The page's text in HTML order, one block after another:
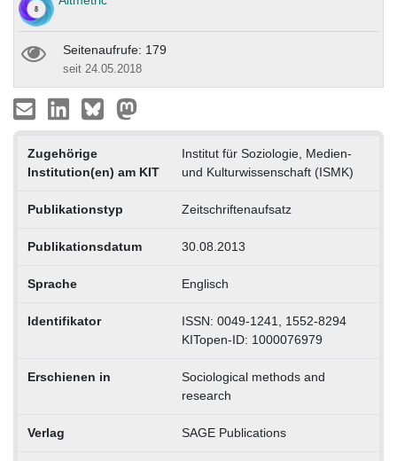
Seitenaufrufe: 179
seit 24.05.2018
Zugehörige
Institution(en) am KIT
Institut für Soziologie, Medien-
und Kulturwissenschaft (ISMK)
Publikationstyp Zeitschriftenaufsatz
Publikationsdatum 30.08.2013
Sprache Englisch
Identifikator
ISSN: 0049-1241, 1552-8294
KITopen-ID: 1000076979
Erschienen in
Sociological methods and
research
Verlag SAGE Publications